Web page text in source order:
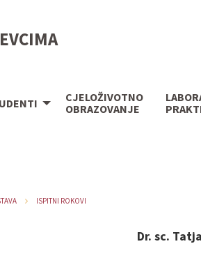
CJELOŽIVOTNO
OBRAZOVANJE
ISPITNI ROKOVI
Dr. sc.